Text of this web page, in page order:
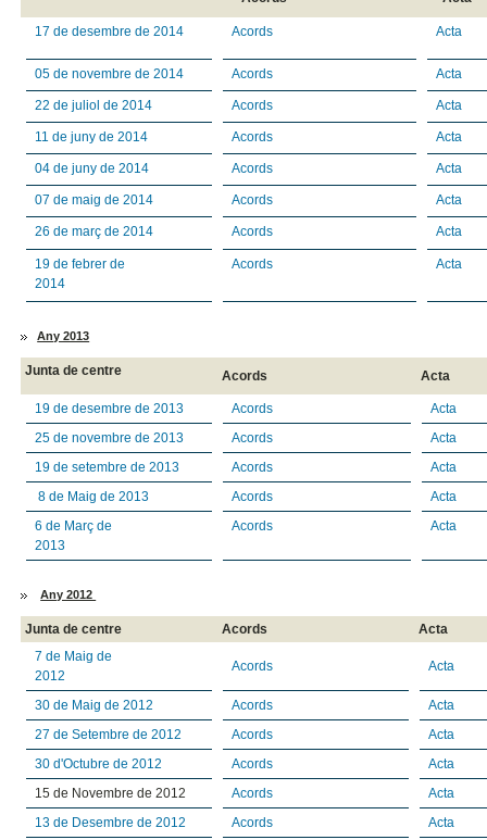
17 de desembre de 2014 Acords Acta
05 de novembre de 2014 Acords Acta
22 de juliol de 2014 Acords Acta
11 de juny de 2014 Acords Acta
04 de juny de 2014 Acords Acta
07 de maig de 2014 Acords Acta
26 de març de 2014 Acords Acta
19 de febrer de
2014
Acords Acta
Any 2013
Junta de centre Acords Acta
19 de desembre de 2013 Acords
Acta
25 de novembre de 2013
Acords
Acta
19 de setembre de 2013
Acords
Acta
8 de Maig de 2013
Acords
Acta
6 de Març de
2013
Acords Acta
Any 2012
Junta de centre Acords
Acta
7 de Maig de
2012
Acords Acta
30 de Maig de 2012 Acords
Acta
27 de Setembre de 2012
Acords
Acta
30 d'Octubre de 2012
Acords
Acta
15 de Novembre de 2012
Acords
Acta
13 de Desembre de 2012
Acords
Acta